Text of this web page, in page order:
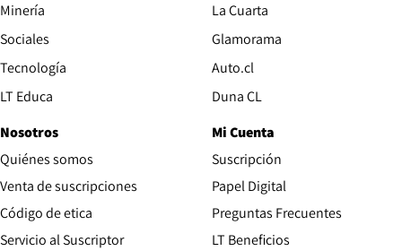
Minería
Sociales
Tecnología
LT Educa
La Cuarta
Glamorama
Auto.clOpens in new window
Duna CLOpens in new window
Nosotros
Quiénes somos
Venta de suscripciones
Código de etica Opens in new window
Servicio al Suscriptor
Mi Cuenta
Suscripción
Papel DigitalOpens in new
Preguntas Frecuentes
LT Beneficios